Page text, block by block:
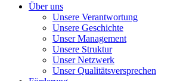
Über uns
Unsere Verantwortung
Unsere Geschichte
Unser Management
Unsere Struktur
Unser Netzwerk
Unser Qualitätsversprechen